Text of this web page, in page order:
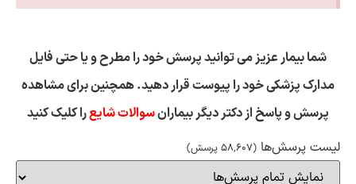
شما بیمار عزیز می توانید پرسش خود را مطرح و یا حتی فایل
مدارک پزشکی خود را پیوست قرار دهید. همچنین برای مشاهده
پرسش و پاسخ از دکتر دیگر بیمارانسوالات شایعرا کلیک کنید
لیست پرسش‌ها (58,607 پرسش)